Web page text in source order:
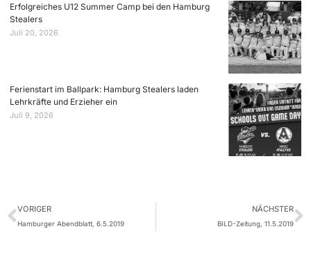
Erfolgreiches U12 Summer Camp bei den Hamburg
Stealers
Juli 20, 2026
Ferienstart im Ballpark: Hamburg Stealers laden
Lehrkräfte und Erzieher ein
Juli 9, 2026
VORIGER
Hamburger Abendblatt, 6.5.2019
NÄCHSTER
BILD-Zeitung, 11.5.2019